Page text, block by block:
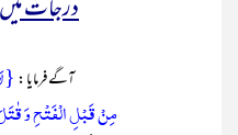
درجات
آگے فرمایا :
مِنۡ قَبۡلِ الۡفَتۡحِ وَ